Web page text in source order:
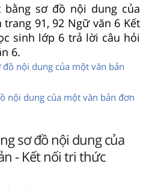
sơ đồ nội dung của
91, 92 Ngữ văn 6 Kết
sinh lớp 6 trả lời câu hỏi
6.
đồ nội dung của một văn bản
nội dung của một văn bản đơn
sơ đồ nội dung của
- Kết nối tri thức